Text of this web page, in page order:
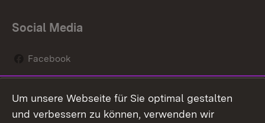
Social Media
Facebook
Social Wall
Um unsere Webseite für Sie optimal gestalten
und verbessern zu können, verwenden wir